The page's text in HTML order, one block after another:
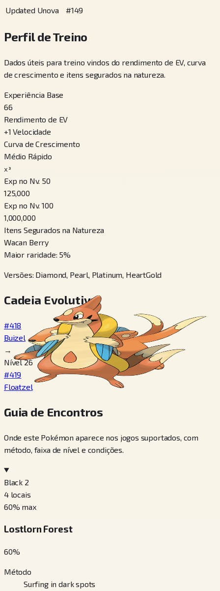
Updated Unova
#149
Perfil de Treino
Dados úteis para treino vindos do rendimento de EV, curva
de crescimento e itens segurados na natureza.
Experiência Base
66
Rendimento de EV
+1 Velocidade
Curva de Crescimento
Médio Rápido
x³
Exp no Nv. 50
125,000
Exp no Nv. 100
1,000,000
Itens Segurados na Natureza
Wacan Berry
Maior raridade: 5%
Versões: Diamond, Pearl, Platinum, HeartGold
Cadeia Evolutiva
#418
Buizel
→
Nível 26
#419
Floatzel
Guia de Encontros
Onde este Pokémon aparece nos jogos suportados, com
método, faixa de nível e condições.
Black 2
4 locais
60% max
Lostlorn Forest
60%
Método
Surfing in dark spots